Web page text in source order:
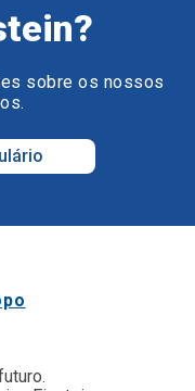
sobre os nossos